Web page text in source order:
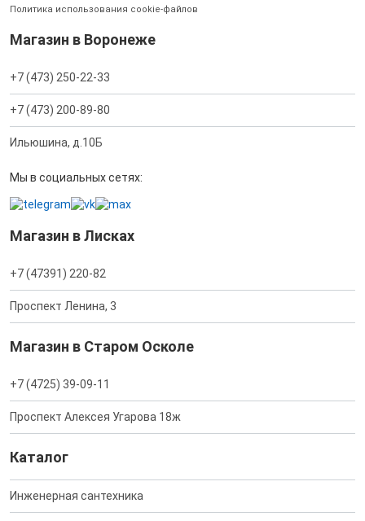
Политика использования cookie-файлов
Магазин в Воронеже
+7 (473) 250-22-33
+7 (473) 200-89-80
Ильюшина, д.10Б
Мы в социальных сетях:
Магазин в Лисках
+7 (47391) 220-82
Проспект Ленина, 3
Магазин в Старом Осколе
+7 (4725) 39-09-11
Проспект Алексея Угарова 18ж
Каталог
Инженерная сантехника